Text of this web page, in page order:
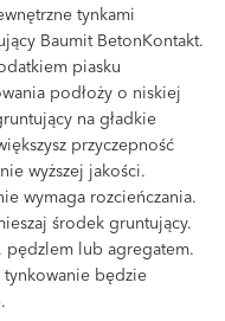
tynkami
Baumit BetonKontakt.
piasku
podłoży o niskiej
na gładkie
przyczepność
wyższej jakości.
wymaga rozcieńczania.
środek gruntujący.
pędzlem lub agregatem.
będzie